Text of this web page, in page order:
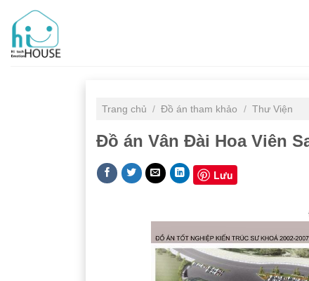
content
Trang chủ / Đồ án tham khảo / Thư Viện
Đồ án Vân Đài Hoa Viên
Lưu